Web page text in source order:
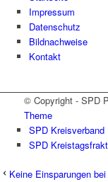
Impressum
Datenschutz
Bildnachweise
Kontakt
© Copyright - SPD
Theme
SPD Kreisverband
SPD
Keine Einsparungen